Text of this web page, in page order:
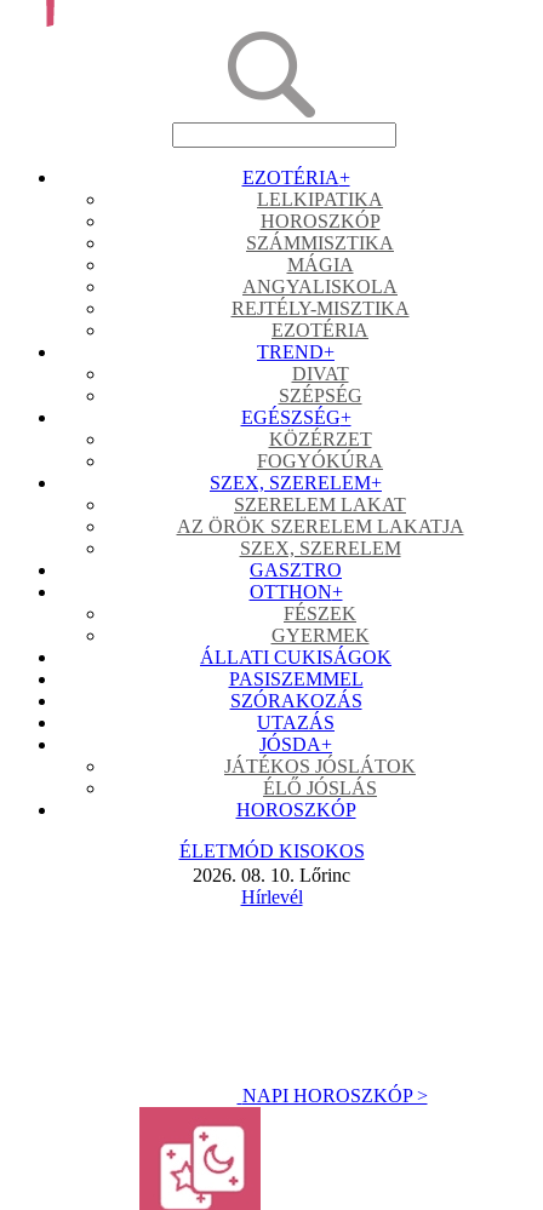
EZOTÉRIA+
LELKIPATIKA
HOROSZKÓP
SZÁMMISZTIKA
MÁGIA
ANGYALISKOLA
REJTÉLY-MISZTIKA
EZOTÉRIA
TREND+
DIVAT
SZÉPSÉG
EGÉSZSÉG+
KÖZÉRZET
FOGYÓKÚRA
SZEX, SZERELEM+
SZERELEM LAKAT
AZ ÖRÖK SZERELEM LAKATJA
SZEX, SZERELEM
GASZTRO
OTTHON+
FÉSZEK
GYERMEK
ÁLLATI CUKISÁGOK
PASISZEMMEL
SZÓRAKOZÁS
UTAZÁS
JÓSDA+
JÁTÉKOS JÓSLÁTOK
ÉLŐ JÓSLÁS
HOROSZKÓP
ÉLETMÓD KISOKOS
2026. 08. 10. Lőrinc
Hírlevél
NAPI HOROSZKÓP >